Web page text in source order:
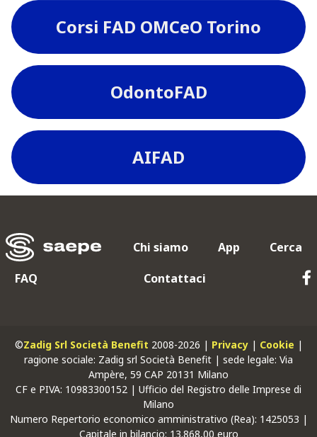
Corsi FAD OMCeO Torino
OdontoFAD
AIFAD
Chi siamo App
Cerca
FAQ
Contattaci
©Zadig Srl Società Benefit 2008-2026 | Privacy| Cookie |
ragione sociale: Zadig srl Società Benefit | sede legale: Via
Ampère, 59 CAP 20131 Milano
CF e PIVA: 10983300152 | Ufficio del Registro delle Imprese di
Milano
Numero Repertorio economico amministrativo (Rea): 1425053 |
Capitale in bilancio: 13.868,00 euro